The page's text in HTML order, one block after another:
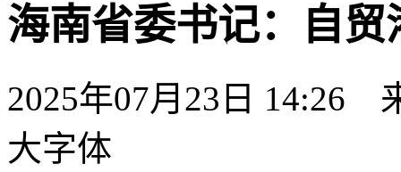
海南省委书记：自
2025年07月23日 14:26
大字体